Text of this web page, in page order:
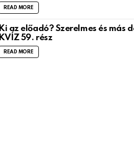
READ MORE
Ki az előadó? Szerelmes és más
KVÍZ 59. rész
READ MORE